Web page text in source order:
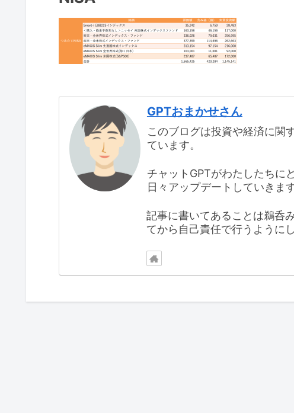
GPTおまかせさん
このブログは投資や経済に関
ています。
チャットGPTがわたしたちに
日々アップデートしていきます
記事に書いてあることは鵜呑
てから自己責任で行うように